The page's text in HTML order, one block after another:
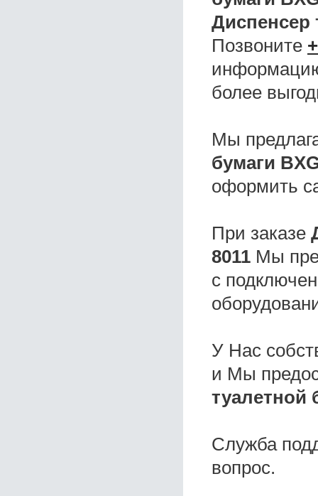
Диспенсер
Позвоните
более
Мы
бумаги
оформить
При заказе
8011 Мы
с
У Нас
и Мы
туалетной
Служба
вопрос.